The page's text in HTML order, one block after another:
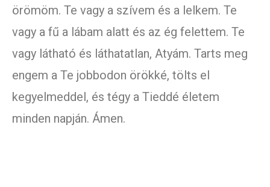
örömöm. Te vagy a szívem és a lelkem. Te
vagy a fű a lábam alatt és az ég felettem. Te
vagy látható és láthatatlan, Atyám. Tarts meg
engem a Te jobbodon örökké, tölts el
kegyelmeddel, és tégy a Tieddé életem
minden napján. Ámen.